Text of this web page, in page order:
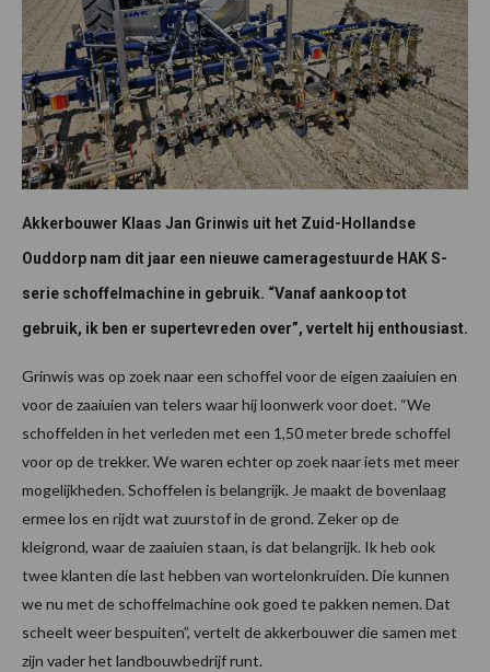
Akkerbouwer Klaas Jan Grinwis uit het Zuid-Hollandse
Ouddorp nam dit jaar een nieuwe cameragestuurde HAK S-
serie schoffelmachine in gebruik. “Vanaf aankoop tot
gebruik, ik ben er supertevreden over”, vertelt hij enthousiast.
Grinwis was op zoek naar een schoffel voor de eigen zaaiuien en
voor de zaaiuien van telers waar hij loonwerk voor doet. “We
schoffelden in het verleden met een 1,50 meter brede schoffel
voor op de trekker. We waren echter op zoek naar iets met meer
mogelijkheden. Schoffelen is belangrijk. Je maakt de bovenlaag
ermee los en rijdt wat zuurstof in de grond. Zeker op de
kleigrond, waar de zaaiuien staan, is dat belangrijk. Ik heb ook
twee klanten die last hebben van wortelonkruiden. Die kunnen
we nu met de schoffelmachine ook goed te pakken nemen. Dat
scheelt weer bespuiten”, vertelt de akkerbouwer die samen met
zijn vader het landbouwbedrijf runt.